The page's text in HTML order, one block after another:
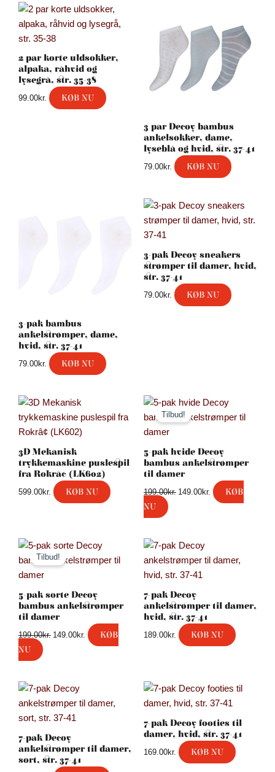
2 par korte uldsokker,
alpaka, råhvid og
lysegrå, str. 35-38
99.00kr. KØB NU
3 par Decoy bambus
ankelsokker, dame,
lyseblå og hvid, str. 37-41
79.00kr. KØB NU
3-pak bambus
ankelstrømper, dame,
hvid, str. 37-41
79.00kr. KØB NU
3-pak Decoy sneakers
strømper til damer, hvid,
str. 37-41
79.00kr. KØB NU
3D Mekanisk
trykkemaskine puslespil
fra Rokrâ¢ (LK602)
599.00kr. KØB NU
Tilbud!
5-pak hvide Decoy
bambus ankelstrømper
til damer
199.00kr.
Den
oprindelige
pris
149.00kr.
Den
aktuelle
pris
KØB
NU
Tilbud!
5-pak sorte Decoy
bambus ankelstrømper
til damer
199.00kr.
Den
oprindelige
pris
149.00kr.
Den
aktuelle
pris
KØB
NU
7-pak Decoy
ankelstrømper til damer,
hvid, str. 37-41
189.00kr. KØB NU
7-pak Decoy
ankelstrømper til damer,
sort, str. 37-41
7-pak Decoy footies til
damer, hvid, str. 37-41
169.00kr. KØB NU